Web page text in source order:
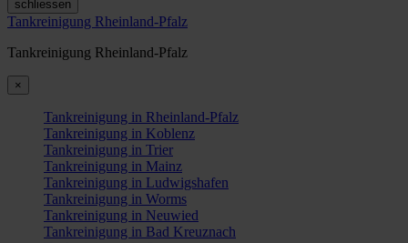
schliessen
Tankreinigung Rheinland-Pfalz
Tankreinigung Rheinland-Pfalz
×
Tankreinigung in Rheinland-Pfalz
Tankreinigung in Koblenz
Tankreinigung in Trier
Tankreinigung in Mainz
Tankreinigung in Ludwigshafen
Tankreinigung in Worms
Tankreinigung in Neuwied
Tankreinigung in Bad Kreuznach